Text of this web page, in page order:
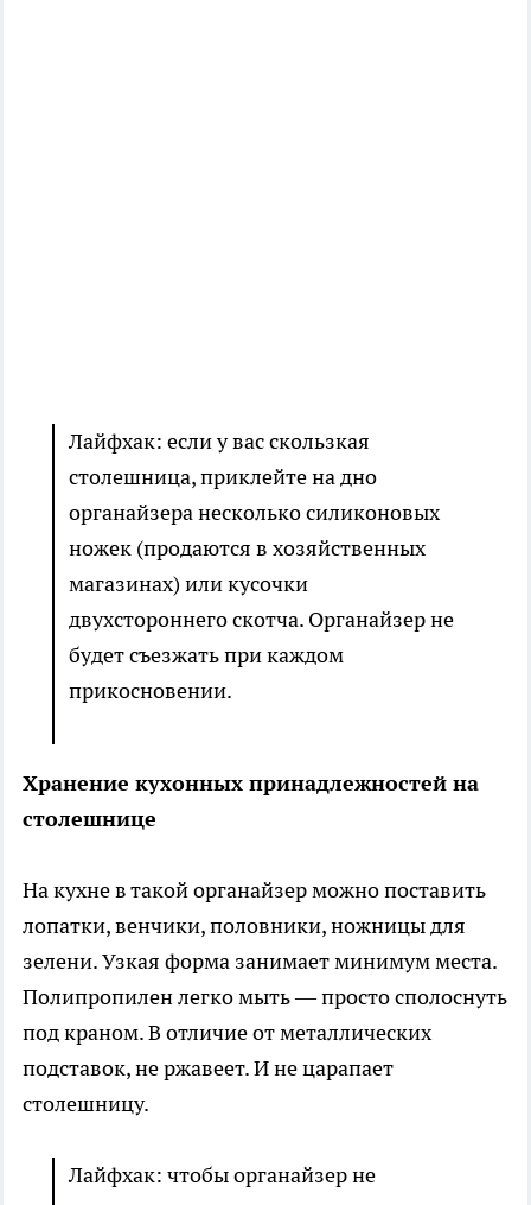
Лайфхак: если у вас скользкая
столешница, приклейте на дно
органайзера несколько силиконовых
ножек (продаются в хозяйственных
магазинах) или кусочки
двухстороннего скотча. Органайзер не
будет съезжать при каждом
прикосновении.
Хранение кухонных принадлежностей на
столешнице
На кухне в такой органайзер можно поставить
лопатки, венчики, половники, ножницы для
зелени. Узкая форма занимает минимум места.
Полипропилен легко мыть — просто сполоснуть
под краном. В отличие от металлических
подставок, не ржавеет. И не царапает
столешницу.
Лайфхак: чтобы органайзер не